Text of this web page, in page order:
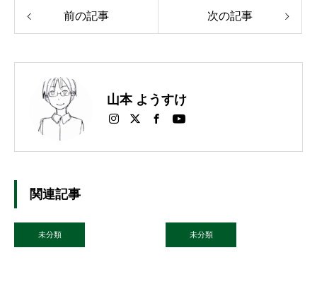
前の記事 次の記事
山本 ようすけ
関連記事
未分類 未分類